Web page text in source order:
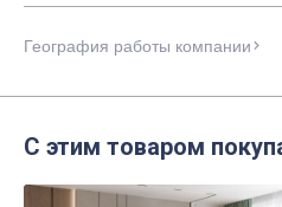
География работы компании
С этим товаром